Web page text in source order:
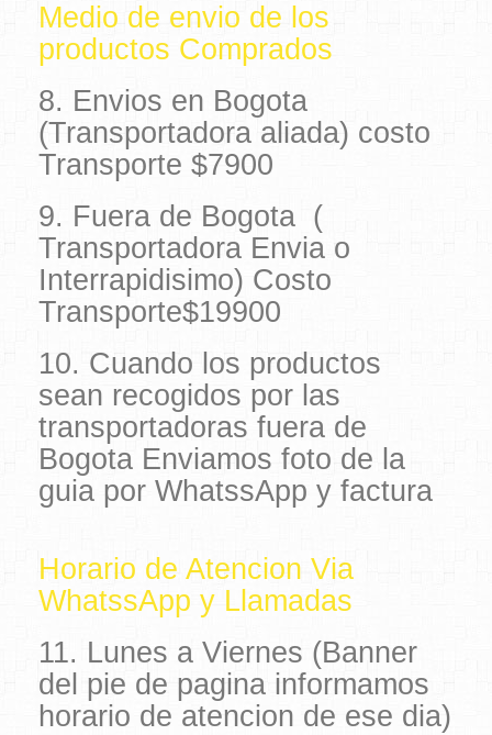
Medio de envio de los
productos Comprados
8. Envios en Bogota
(Transportadora aliada) costo
Transporte $7900
9. Fuera de Bogota (
Transportadora Envia o
Interrapidisimo) Costo
Transporte$19900
10. Cuando los productos
sean recogidos por las
transportadoras fuera de
Bogota Enviamos foto de la
guia por WhatssApp y factura
Horario de Atencion Via
WhatssApp y Llamadas
11. Lunes a Viernes (Banner
del pie de pagina informamos
horario de atencion de ese dia)